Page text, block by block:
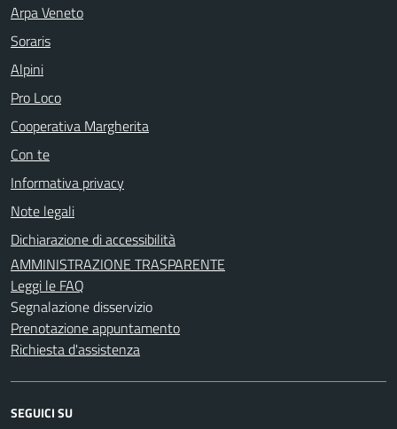
Arpa Veneto
Soraris
Alpini
Pro Loco
Cooperativa Margherita
Con te
Informativa privacy
Note legali
Dichiarazione di accessibilità
AMMINISTRAZIONE TRASPARENTE
Leggi le FAQ
Segnalazione disservizio
Prenotazione appuntamento
Richiesta d'assistenza
SEGUICI SU